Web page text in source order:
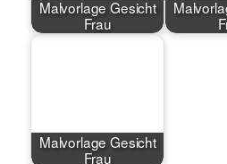
Malvorlage Gesicht
Frau
Malvorlage Gesicht
Frau